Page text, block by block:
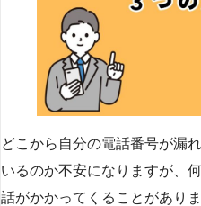
どこから自分の電話番号が漏
いるのか不安になりますが、
話がかかってくることがありま